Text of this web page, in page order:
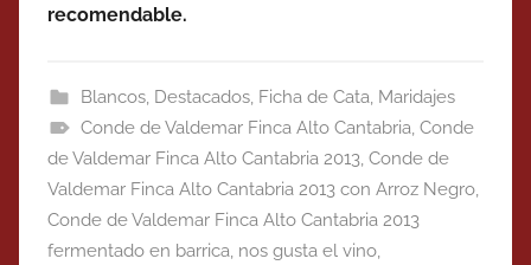
recomendable.
Blancos, Destacados, Ficha de Cata, Maridajes
Conde de Valdemar Finca Alto Cantabria, Conde
de Valdemar Finca Alto Cantabria 2013, Conde de
Valdemar Finca Alto Cantabria 2013 con Arroz Negro,
Conde de Valdemar Finca Alto Cantabria 2013
fermentado en barrica, nos gusta el vino,